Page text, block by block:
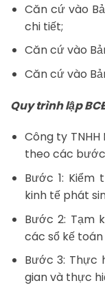
Căn cứ vào
chi tiết;
Căn cứ vào
Căn cứ vào
Quy trình lập
Công ty
theo các bước
Bước 1:
kinh tế phát
Bước 2: Tạm
các sổ kế toán
Bước 3: Thực
gian và thực